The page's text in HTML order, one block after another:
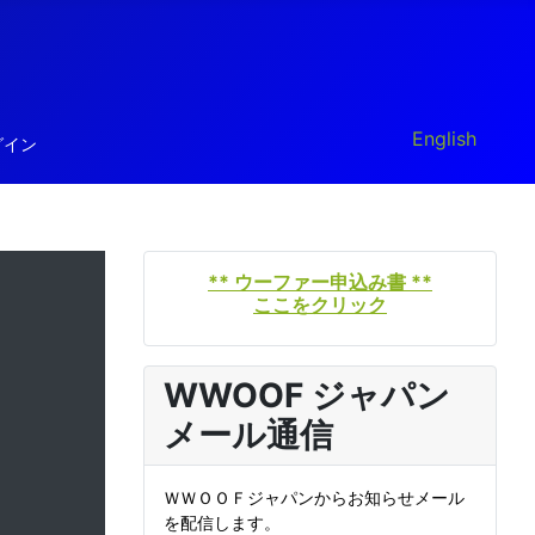
ン あなたが使う
English
** ウーファー申込み書 **
ここをクリック
WWOOF ジャパン
メール通信
ＷＷＯＯＦジャパンからお知らせメール
を配信します。